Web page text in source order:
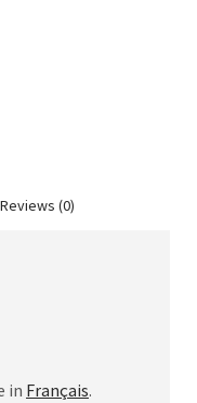
Reviews (0)
in Français.